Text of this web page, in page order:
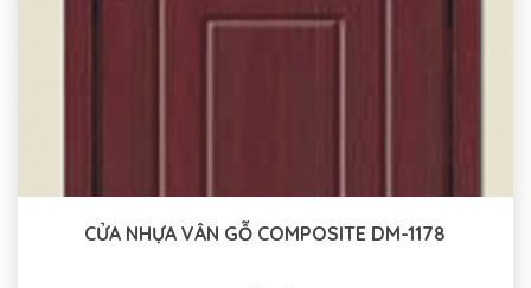
CỬA NHỰA VÂN GỖ COMPOSITE DM-1178